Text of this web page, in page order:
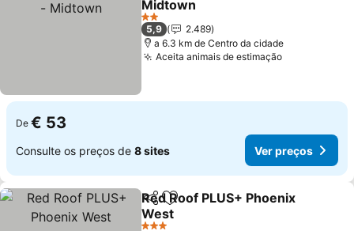
Midtown
2 Estrelas
5,9
2.489
a 6.3 km de Centro da cidade
Aceita animais de estimação
De € 53
Consulte os preços de 8 sites Ver preços
PartilharAdicionar aos favoritos
Red Roof PLUS+ Phoenix
West